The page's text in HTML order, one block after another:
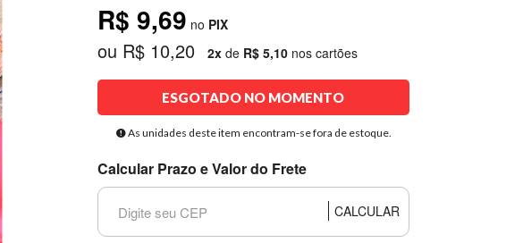
R$ 9,69 no PIX
ou R$ 10,20 2xde R$ 5,10nos cartões
ESGOTADO NO MOMENTO
As unidades deste item encontram-se fora de estoque.
Calcular Prazo e Valor do Frete
CALCULAR